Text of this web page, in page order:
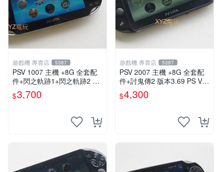
遊戲機 專賣店 5387
PSV 1007 主機 +8G 全套配
件+閃之軌跡1+閃之軌跡2 保
修一年 品質有保障
$3,700
遊戲機 專賣店 5387
PSV 2007 主機 +8G 全套配
件+討鬼傳2 版本3.69 PS Vita
$4,300